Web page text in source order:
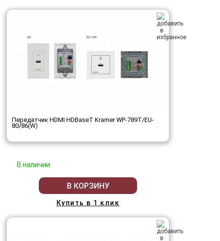
Передатчик HDMI HDBaseT Kramer WP-789T/EU-
80/86(W)
В наличии
В КОРЗИНУ
Купить в 1 клик